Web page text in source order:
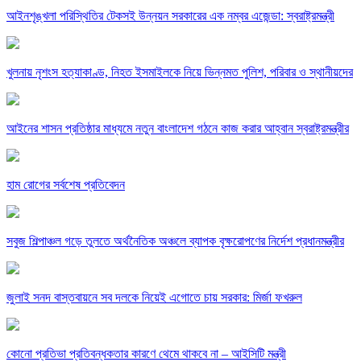
আইনশৃঙ্খলা পরিস্থিতির টেকসই উন্নয়ন সরকারের এক নম্বর এজেন্ডা: স্বরাষ্ট্রমন্ত্রী
খুলনায় নৃশংস হত্যাকাণ্ড, নিহত ইসমাইলকে নিয়ে ভিন্নমত পুলিশ, পরিবার ও স্থানীয়দের
আইনের শাসন প্রতিষ্ঠার মাধ্যমে নতুন বাংলাদেশ গঠনে কাজ করার আহ্বান স্বরাষ্ট্রমন্ত্রীর
হাম রোগের সর্বশেষ প্রতিবেদন
সবুজ শিল্পাঞ্চল গড়ে তুলতে অর্থনৈতিক অঞ্চলে ব্যাপক বৃক্ষরোপণের নির্দেশ প্রধানমন্ত্রীর
জুলাই সনদ বাস্তবায়নে সব দলকে নিয়েই এগোতে চায় সরকার: মির্জা ফখরুল
কোনো প্রতিভা প্রতিবন্ধকতার কারণে থেমে থাকবে না – আইসিটি মন্ত্রী